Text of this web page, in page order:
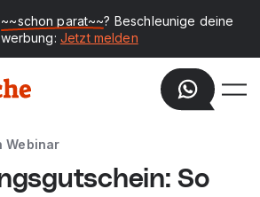
~~schon parat~~? Beschleunige deine
Jetzt melden
Webinar
So